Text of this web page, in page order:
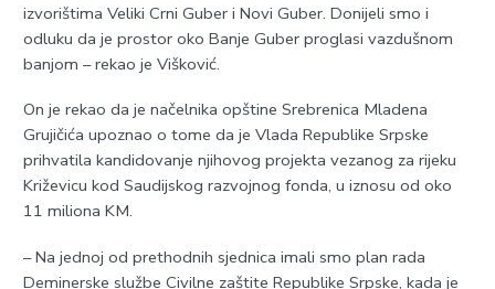
izvorištima Veliki Crni Guber i Novi Guber. Donijeli smo i
odluku da je prostor oko Banje Guber proglasi vazdušnom
banjom – rekao je Višković.
On je rekao da je načelnika opštine Srebrenica Mladena
Grujičića upoznao o tome da je Vlada Republike Srpske
prihvatila kandidovanje njihovog projekta vezanog za rijeku
Križevicu kod Saudijskog razvojnog fonda, u iznosu od oko
11 miliona KM.
– Na jednoj od prethodnih sjednica imali smo plan rada
Deminerske službe Civilne zaštite Republike Srpske, kada je